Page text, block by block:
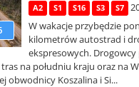
A2 S1 S16 S3 S7
W wakacje przybędzie
kilometrów autostrad i
ekspresowych. Drogowcy
na południu kraju oraz na
obwodnicy Koszalina i Si...